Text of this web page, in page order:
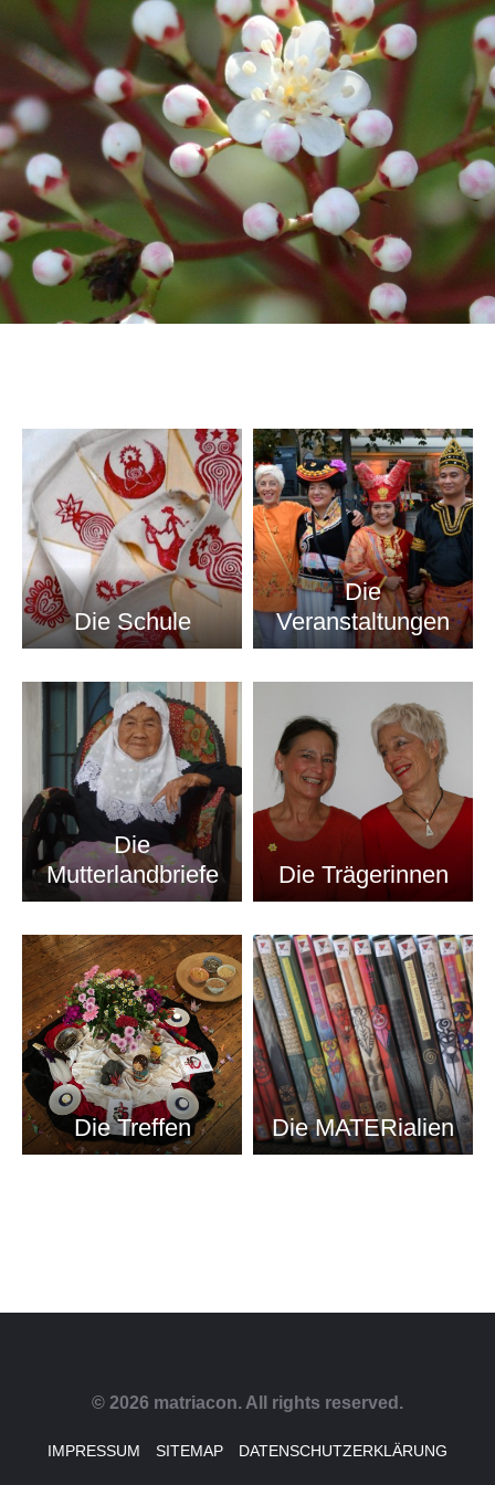
Die Schule
Die
Veranstaltungen
Die
Mutterlandbriefe
Die Trägerinnen
Die Treffen Die MATERialien
© 2026 matriacon. All rights reserved.
IMPRESSUM SITEMAP DATENSCHUTZERKLÄRUNG